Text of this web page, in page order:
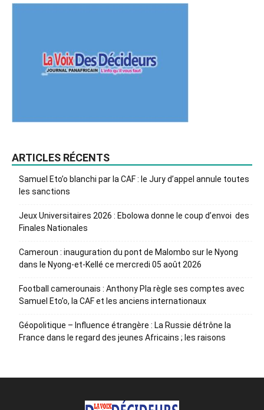
ARTICLES RÉCENTS
Samuel Eto’o blanchi par la CAF : le Jury d’appel annule toutes
les sanctions
Jeux Universitaires 2026 : Ebolowa donne le coup d’envoi des
Finales Nationales
Cameroun : inauguration du pont de Malombo sur le Nyong
dans le Nyong-et-Kellé ce mercredi 05 août 2026
Football camerounais : Anthony Pla règle ses comptes avec
Samuel Eto’o, la CAF et les anciens internationaux
Géopolitique – Influence étrangère : La Russie détrône la
France dans le regard des jeunes Africains ; les raisons